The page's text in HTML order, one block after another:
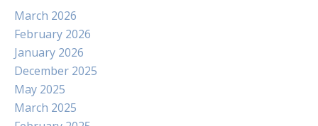
March 2026
February 2026
January 2026
December 2025
May 2025
March 2025